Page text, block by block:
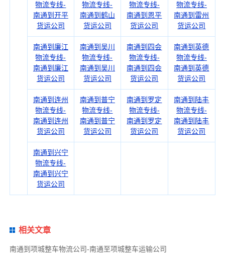
物流专线-
南通到开平
货运公司
物流专线-
南通到鹤山
货运公司
物流专线-
南通到恩平
货运公司
物流专线-
南通到雷州
货运公司
南通到廉江
物流专线-
南通到廉江
货运公司
南通到吴川
物流专线-
南通到吴川
货运公司
南通到四会
物流专线-
南通到四会
货运公司
南通到英德
物流专线-
南通到英德
货运公司
南通到连州
物流专线-
南通到连州
货运公司
南通到普宁
物流专线-
南通到普宁
货运公司
南通到罗定
物流专线-
南通到罗定
货运公司
南通到陆丰
物流专线-
南通到陆丰
货运公司
南通到兴宁
物流专线-
南通到兴宁
货运公司
相关文章
南通到项城整车物流公司-南通至项城整车运输公司